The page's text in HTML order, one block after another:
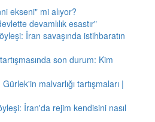
ekseni" mi alıyor?
devamlılık esastır"
İran savaşında istihbaratın
son durum: Kim
malvarlığı tartışmaları |
İran'da rejim kendisini nasıl